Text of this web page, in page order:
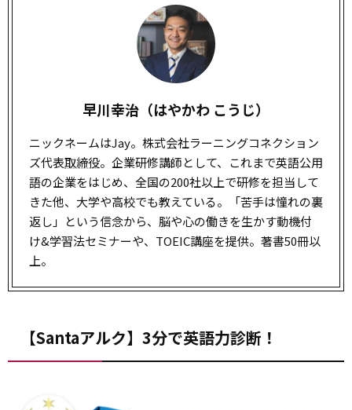
早川幸治（はやかわ こうじ）
ニックネームはJay。株式会社ラーニングコネクション
ズ代表取締役。企業研修講師として、これまで英語公用
語の企業をはじめ、全国の200社以上で研修を担当して
きた他、大学や高校でも教えている。「苦手は憧れの裏
返し」という信念から、脳や心の働きを生かす動機付
け&学習法セミナーや、TOEIC講座を提供。著書50冊以
上。
【Santaアルク】3分で英語力診断！